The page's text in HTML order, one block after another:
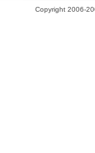
Copyright 2006-